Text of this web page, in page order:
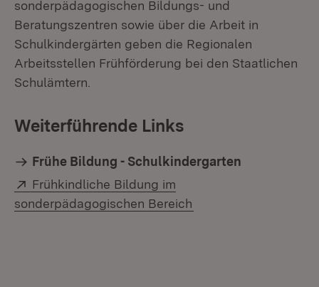
sonderpädagogischen Bildungs- und
Beratungszentren sowie über die Arbeit in
Schulkindergärten geben die Regionalen
Arbeitsstellen Frühförderung bei den Staatlichen
Schulämtern.
Weiterführende Links
Frühe Bildung - Schulkindergarten
Extern:
Frühkindliche Bildung im
sonderpädagogischen Bereich